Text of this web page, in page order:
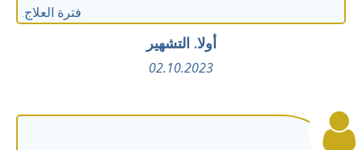
فترة العلاج.
أولا. التشهير
02.10.2023